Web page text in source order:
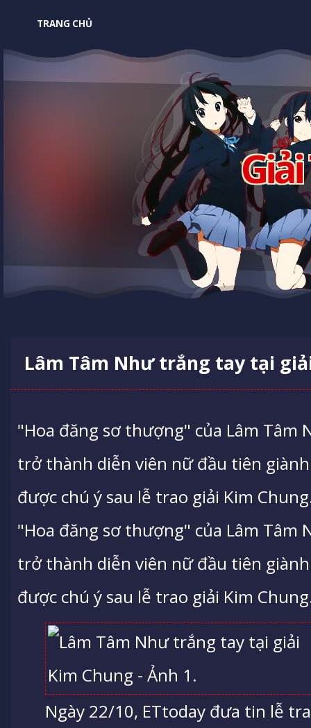
TRANG CHỦ
Lâm Tâm Như trắng tay tại
"Hoa đăng sơ thượng" của Lâm Tâm
trở thành diễn viên nữ đầu tiên
được chú ý sau lễ trao giải Kim
"Hoa đăng sơ thượng" của Lâm Tâm
trở thành diễn viên nữ đầu tiên
được chú ý sau lễ trao giải Kim
Ngày 22/10, ETtoday đưa tin lễ